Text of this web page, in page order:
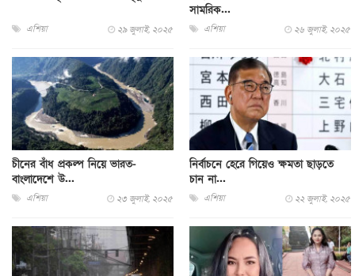
এশিয়া ২৯ জুলাই, ২০২৫
সামরিক...
এশিয়া ২৬ জুলাই, ২০২৫
চীনের বাঁধ প্রকল্প নিয়ে ভারত-
বাংলাদেশে উ...
এশিয়া ২৩ জুলাই, ২০২৫
নির্বাচনে হেরে গিয়েও ক্ষমতা ছাড়তে
চান না...
এশিয়া ২২ জুলাই, ২০২৫